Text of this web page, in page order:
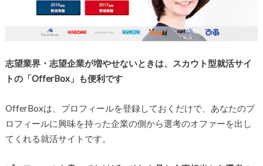
志望業界・志望企業が増やせないときは、スカウト型就活サイ
トの「OfferBox」も便利です
OfferBoxは、プロフィールを登録しておくだけで、あなたのプ
ロフィールに興味を持った企業の側から選考のオファーを出し
てくれる就活サイトです。